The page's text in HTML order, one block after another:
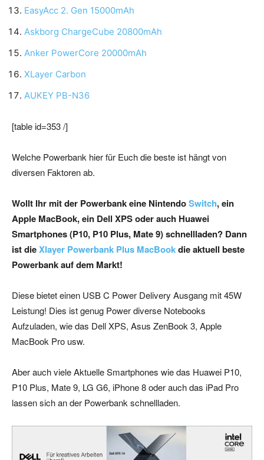
EasyAcc 2. Gen 15000mAh
Askborg ChargeCube 20800mAh
Anker PowerCore 20000mAh
XLayer Carbon
AUKEY PB-N36
[table id=353 /]
Welche Powerbank hier für Euch die beste ist hängt von
diversen Faktoren ab.
Wollt Ihr mit der Powerbank eine NintendoSwitch, ein
Apple MacBook, ein Dell XPS oder auch Huawei
Smartphones (P10, P10 Plus, Mate 9) schnellladen? Dann
ist dieXlayer Powerbank Plus MacBookdie aktuell beste
Powerbank auf dem Markt!
Diese bietet einen USB C Power Delivery Ausgang mit 45W
Leistung! Dies ist genug Power diverse Notebooks
Aufzuladen, wie das Dell XPS, Asus ZenBook 3, Apple
MacBook Pro usw.
Aber auch viele Aktuelle Smartphones wie das Huawei P10,
P10 Plus, Mate 9, LG G6, iPhone 8 oder auch das iPad Pro
lassen sich an der Powerbank schnellladen.